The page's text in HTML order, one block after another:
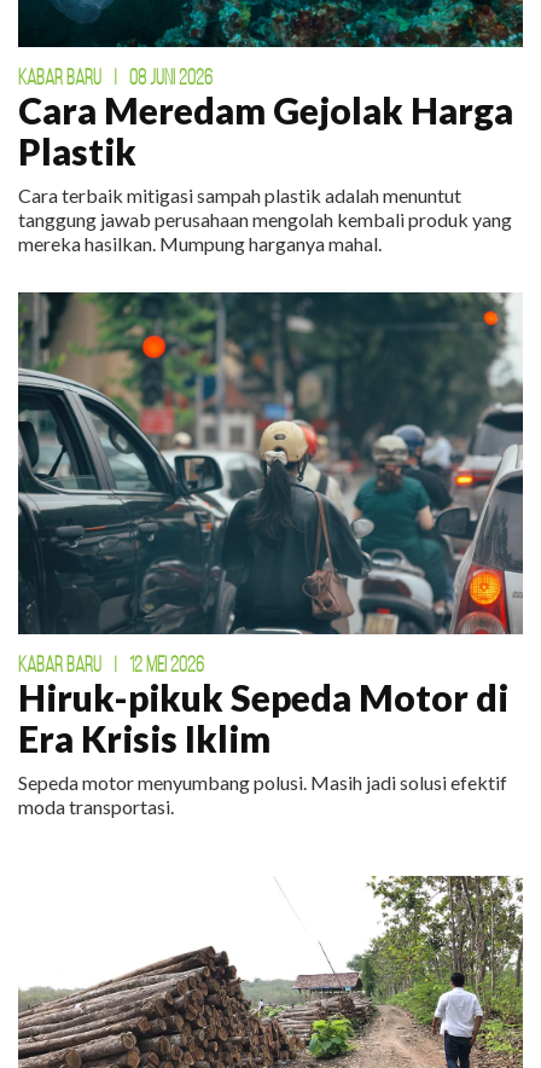
KABAR BARU | 08 JUNI 2026
Cara Meredam Gejolak Harga
Plastik
Cara terbaik mitigasi sampah plastik adalah menuntut
tanggung jawab perusahaan mengolah kembali produk yang
mereka hasilkan. Mumpung harganya mahal.
KABAR BARU 12 MEI 2026
Hiruk-pikuk Sepeda Motor di
Era Krisis Iklim
Sepeda motor menyumbang polusi. Masih jadi solusi efektif
moda transportasi.